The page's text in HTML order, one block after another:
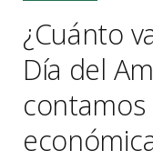
¿Cuánto
Día del